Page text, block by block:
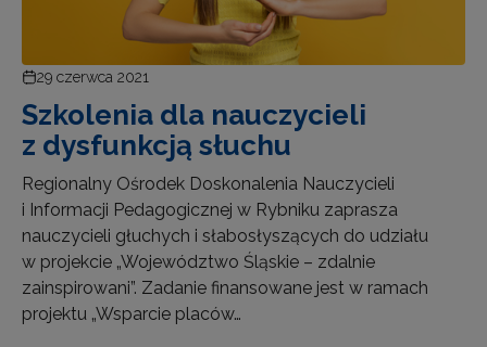
29 czerwca 2021
Szkolenia dla nauczycieli
z dysfunkcją słuchu
Regionalny Ośrodek Doskonalenia Nauczycieli
i Informacji Pedagogicznej w Rybniku zaprasza
nauczycieli głuchych i słabosłyszących do udziału
w projekcie „Województwo Śląskie – zdalnie
zainspirowani”. Zadanie finansowane jest w ramach
projektu „Wsparcie placów…